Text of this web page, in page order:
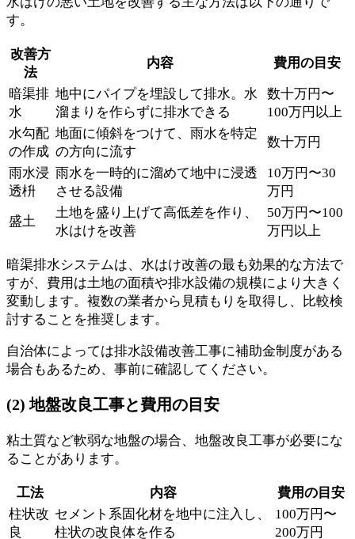
す。
改善方
法
内容 費用の目安
暗渠排
水
地中にパイプを埋設して排水。水
溜まりを作らずに排水できる
数十万円〜
100万円以上
水勾配
の作成
地面に傾斜をつけて、雨水を特定
の方向に流す
数十万円
雨水浸
透枡
雨水を一時的に溜めて地中に浸透
させる設備
10万円〜30
万円
盛土
土地を盛り上げて高低差を作り、
水はけを改善
50万円〜100
万円以上
暗渠排水システムは、水はけ改善の最も効果的な方法で
すが、費用は土地の面積や排水設備の規模により大きく
変動します。複数の業者から見積もりを取得し、比較検
討することを推奨します。
自治体によっては排水設備改善工事に補助金制度がある
場合もあるため、事前に確認してください。
(2) 地盤改良工事と費用の目安
粘土質など軟弱な地盤の場合、地盤改良工事が必要にな
ることがあります。
工法 内容
費用の目安
柱状改
良
セメント系固化材を地中に注入し、
柱状の改良体を作る
100万円〜
200万円